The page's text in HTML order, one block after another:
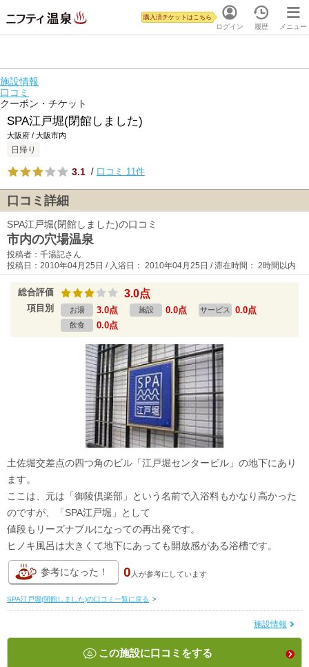
ログイン
購入済チケットはこちら
履歴 メニュー
施設情報
口コミ
クーポン・チケット
SPA江戸堀(閉館しました)
大阪府 / 大阪市内
日帰り
3.1 / 口コミ 11件
口コミ詳細
SPA江戸堀(閉館しました)の口コミ
市内の穴場温泉
投稿者：千湯記さん
投稿日：2010年04月25日 / 入浴日： 2010年04月25日 / 滞在時間： 2時間以内
総合評価 3.0点
項目別 お湯 3.0点 施設 0.0点 サービス 0.0点
飲食 0.0点
土佐堀交差点の四つ角のビル「江戸堀センタービル」の地下にあり
ます。
ここは、元は「御陵倶楽部」という名前で入浴料もかなり高かった
のですが、「SPA江戸堀」として
値段もリーズナブルになっての再出発です。
ヒノキ風呂は大きくて地下にあっても開放感がある浴槽です。
参考になった！ 0 人が参考にしています
SPA江戸堀(閉館しました)の口コミ一覧に戻る >
施設情報
この施設に口コミをする